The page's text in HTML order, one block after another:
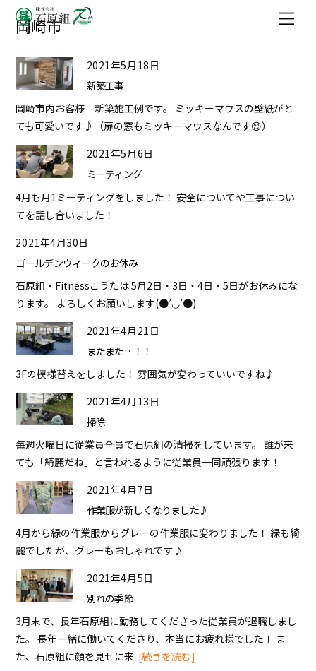
岡崎市
2021年5月18日
新築工事
岡崎市内お客様 新築施工例です。 ミッキーマウスの壁紙がと
ても可愛いです♪（扉の窓もミッキーマウスなんです😊）
2021年5月6日
ミーティング
4月も月1ミーティングをしました！ 安全についてや工事につい
てを話し合いました！
2021年4月30日
ゴールデンウィークのお休み
石原組・Fitnessこうたは 5月2日・3日・4日・5日がお休みにな
ります。 よろしくお願いします(●’◡’●)
2021年4月21日
またまた…！！
3Fの模様替えをしました！ 雰囲気が変わっていいですね♪
2021年4月13日
掃除
毎週火曜日に従業員全員で石原組の清掃をしています。 誰が来
ても「綺麗だね」と言われるように従業員一同頑張ります！
2021年4月7日
作業服が新しくなりました♪
4月から緑の作業服からグレーの作業服に変わりました！ 緑も綺
麗でしたが、グレーもおしゃれです♪
2021年4月5日
別れの季節
3月末で、長年石原組に勤務してくださった従業員が退職しまし
た。 長年一緒に働いてくださり、本当にお疲れ様でした！ ま
た、石原組に顔を見せに来 [続きを読む]